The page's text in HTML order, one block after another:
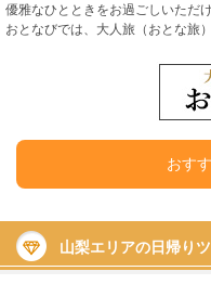
優雅なひとときをお過ごしいただ
おとなびでは、大人旅（おとな旅
おす
山梨エリアの日帰り